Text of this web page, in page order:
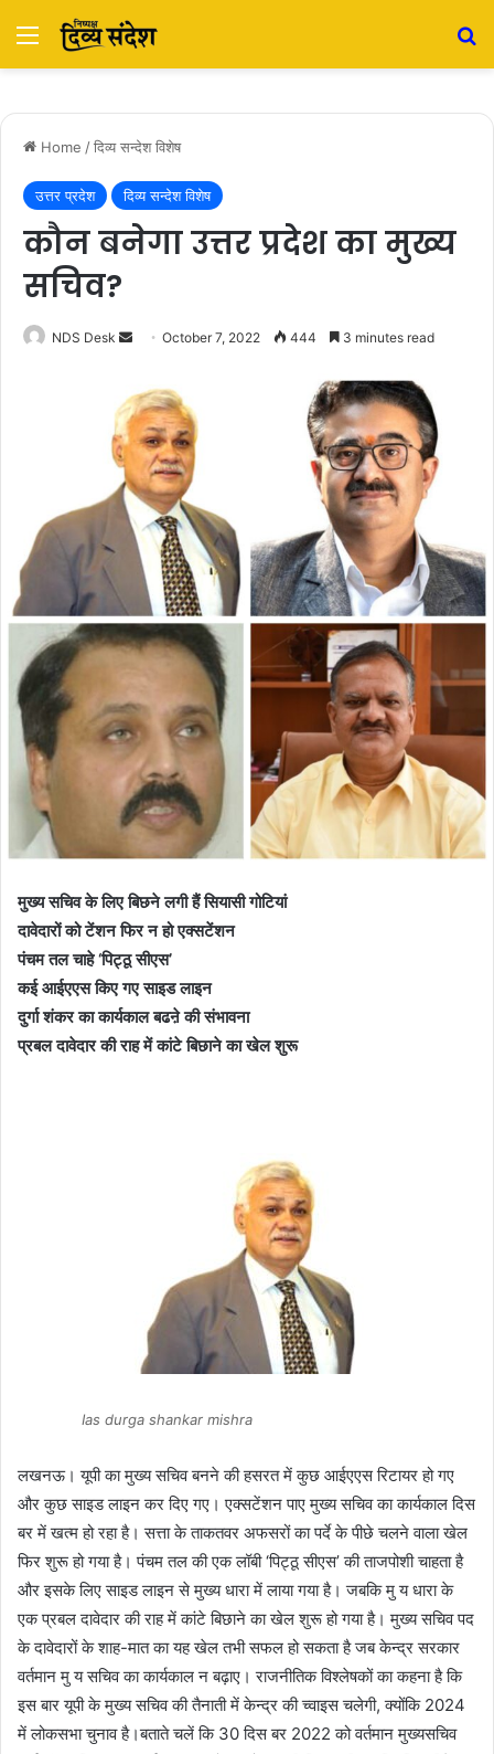
Menu
Home /दिव्य सन्देश विशेष
उत्तर प्रदेश दिव्य सन्देश विशेष
कौन बनेगा उत्तर प्रदेश का मुख्य
सचिव?
NDS Desk
n
d
a
e
m
a
October 7, 2022 444 3 minutes read
मुख्य सचिव के लिए बिछने लगी हैं सियासी गोटियां
दावेदारों को टेंशन फिर न हो एक्सटेंशन
पंचम तल चाहे ‘पिट्ठू सीएस’
कई आईएएस किए गए साइड लाइन
दुर्गा शंकर का कार्यकाल बढऩे की संभावना
प्रबल दावेदार की राह में कांटे बिछाने का खेल शुरू
Ias durga shankar mishra
लखनऊ। यूपी का मुख्य सचिव बनने की हसरत में कुछ आईएएस रिटायर हो गए
और कुछ साइड लाइन कर दिए गए। एक्सटेंशन पाए मुख्य सचिव का कार्यकाल दिस
बर में खत्म हो रहा है। सत्ता के ताकतवर अफसरों का पर्दे के पीछे चलने वाला खेल
फिर शुरू हो गया है। पंचम तल की एक लॉबी ‘पिट्ठू सीएस’ की ताजपोशी चाहता है
और इसके लिए साइड लाइन से मुख्य धारा में लाया गया है। जबकि मु य धारा के
एक प्रबल दावेदार की राह में कांटे बिछाने का खेल शुरू हो गया है। मुख्य सचिव पद
के दावेदारों के शाह-मात का यह खेल तभी सफल हो सकता है जब केन्द्र सरकार
वर्तमान मु य सचिव का कार्यकाल न बढ़ाए। राजनीतिक विश्लेषकों का कहना है कि
इस बार यूपी के मुख्य सचिव की तैनाती में केन्द्र की च्वाइस चलेगी, क्योंकि 2024
में लोकसभा चुनाव है।बताते चलें कि 30 दिस बर 2022 को वर्तमान मुख्यसचिव